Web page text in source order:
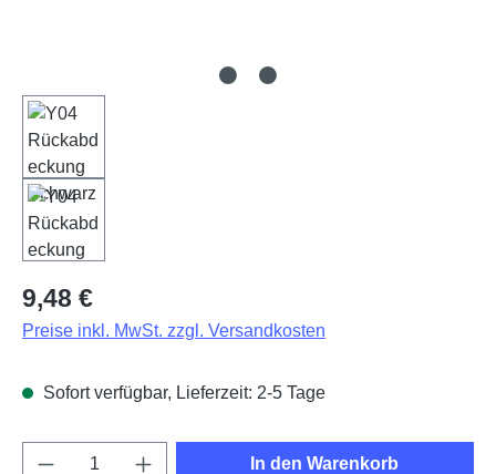
Regulärer Preis:
9,48 €
Preise inkl. MwSt. zzgl. Versandkosten
Sofort verfügbar, Lieferzeit: 2-5 Tage
Produkt Anzahl: Gib den gewünschten
In den Warenkorb